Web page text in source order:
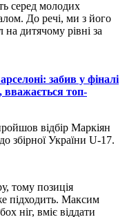
серед молодих
До речі, ми з його
дитячому рівні за
забив у фіналі
топ-
відбір Маркіян
збірної України U-17.
тому позиція
підходить. Максим
ніг, вміє віддати